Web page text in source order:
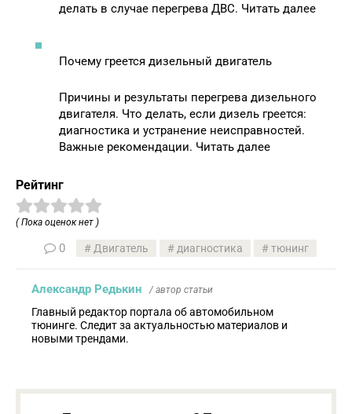
делать в случае перегрева ДВС. Читать далее
Почему греется дизельный двигатель
Причины и результаты перегрева дизельного
двигателя. Что делать, если дизель греется:
диагностика и устранение неисправностей.
Важные рекомендации. Читать далее
Рейтинг
( Пока оценок нет )
0 Двигатель диагностика тюнинг
Александр Редькин / автор статьи
Главный редактор портала об автомобильном
тюнинге. Следит за актуальностью материалов и
новыми трендами.